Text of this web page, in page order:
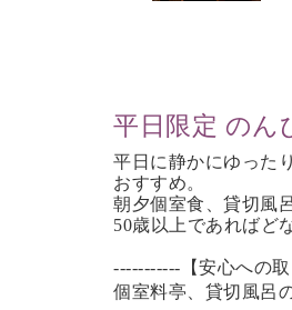
平日限定 のん
平日に静かにゆった
おすすめ。
朝夕個室食、貸切風
50歳以上であればど
-----------【安心への
個室料亭、貸切風呂